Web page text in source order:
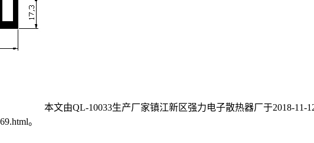
本文由QL-10033生产厂家镇江新区强力电子散热器厂于2018-11-
。